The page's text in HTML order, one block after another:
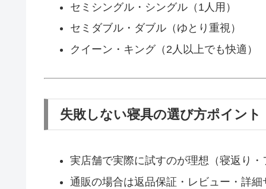
セミシングル・シングル（1人用）
セミダブル・ダブル（ゆとり重視）
クイーン・キング（2人以上でも快適）
失敗しない寝具の選び方ポイント
実店舗で実際に試すのが理想（寝返り・
通販の場合は返品保証・レビュー・詳